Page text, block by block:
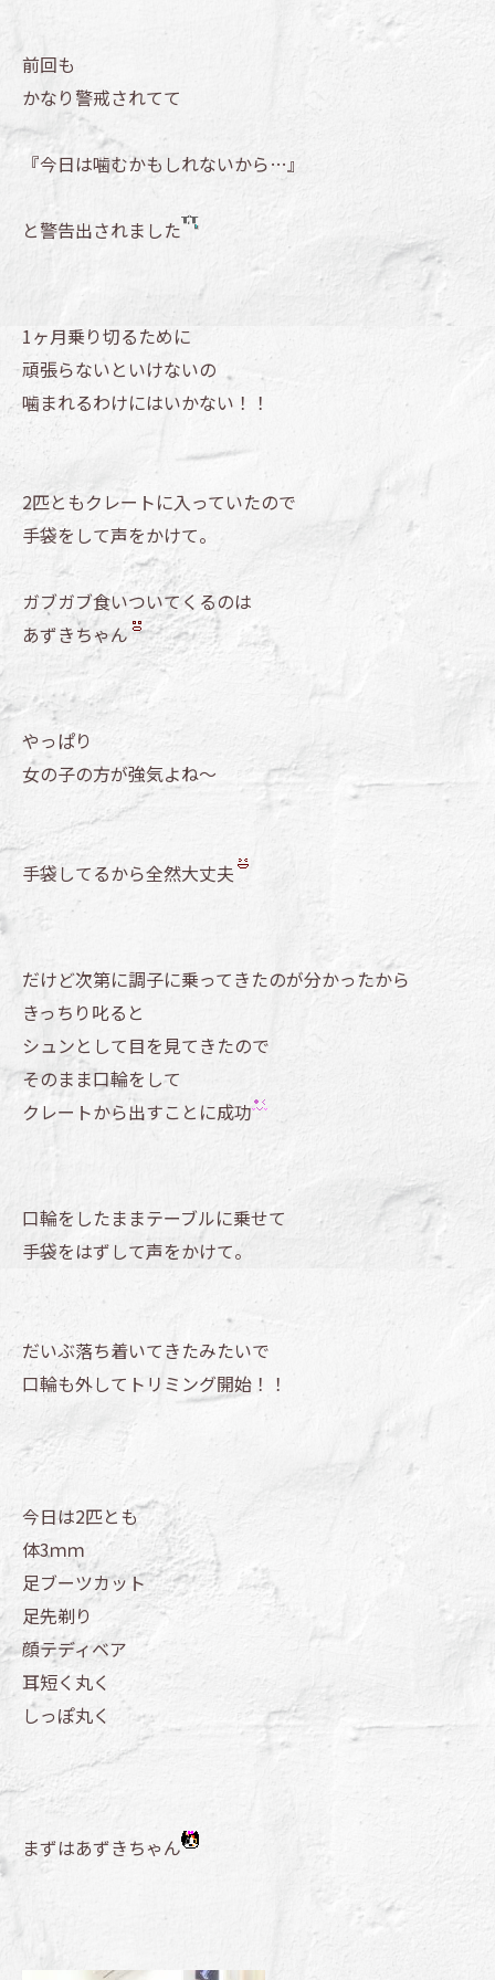
前回も
かなり警戒されてて
『今日は噛むかもしれないから…』
と警告出されました
1ヶ月乗り切るために
頑張らないといけないの
噛まれるわけにはいかない！！
2匹ともクレートに入っていたので
手袋をして声をかけて。
ガブガブ食いついてくるのは
あずきちゃん
やっぱり
女の子の方が強気よね～
手袋してるから全然大丈夫
だけど次第に調子に乗ってきたのが分かったから
きっちり叱ると
シュンとして目を見てきたので
そのまま口輪をして
クレートから出すことに成功
口輪をしたままテーブルに乗せて
手袋をはずして声をかけて。
だいぶ落ち着いてきたみたいで
口輪も外してトリミング開始！！
今日は2匹とも
体3ｍｍ
足ブーツカット
足先剃り
顔テディベア
耳短く丸く
しっぽ丸く
まずはあずきちゃん